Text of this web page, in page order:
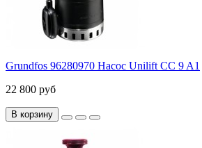
Grundfos 96280970 Насос Unilift CC 9 A1
22 800 руб
В корзину